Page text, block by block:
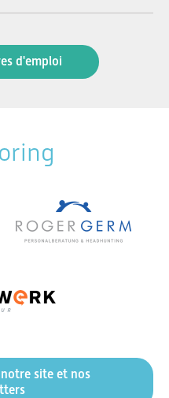
d'emploi
site et nos